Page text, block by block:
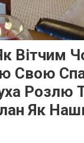
Вітчим
Свою
Розлю
Як